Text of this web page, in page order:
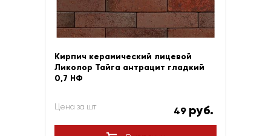
Кирпич керамический лицевой
Ликолор Тайга антрацит гладкий
0,7 НФ
Цена за шт 49 руб.